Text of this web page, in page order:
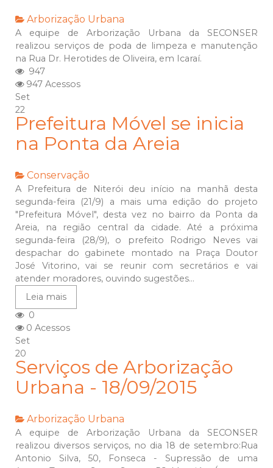
Arborização Urbana
A equipe de Arborização Urbana da SECONSER
realizou serviços de poda de limpeza e manutenção
na Rua Dr. Herotides de Oliveira, em Icaraí.
947
947 Acessos
Set
22
Prefeitura Móvel se inicia
na Ponta da Areia
Conservação
A Prefeitura de Niterói deu início na manhã desta
segunda-feira (21/9) a mais uma edição do projeto
"Prefeitura Móvel", desta vez no bairro da Ponta da
Areia, na região central da cidade. Até a próxima
segunda-feira (28/9), o prefeito Rodrigo Neves vai
despachar do gabinete montado na Praça Doutor
José Vitorino, vai se reunir com secretários e vai
atender moradores, ouvindo sugestões...
Leia mais
0
0 Acessos
Set
20
Serviços de Arborização
Urbana - 18/09/2015
Arborização Urbana
A equipe de Arborização Urbana da SECONSER
realizou diversos serviços, no dia 18 de setembro:Rua
Antonio Silva, 50, Fonseca - Supressão de uma